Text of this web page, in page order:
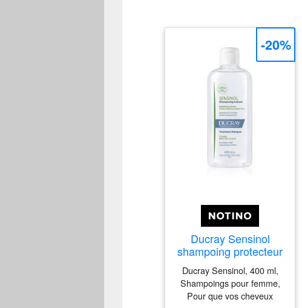
Ducray Sensinol
shampoing protecteur
et apaisant
physiologique 400 ml
Ducray Sensinol, 400 ml,
Shampoings pour femme,
Pour que vos cheveux
-20%